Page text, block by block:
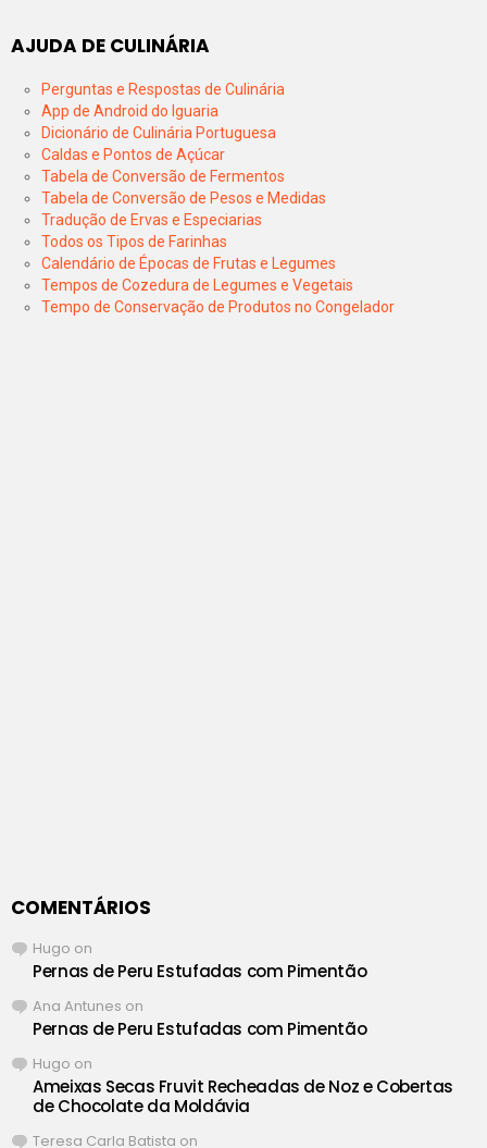
AJUDA DE CULINÁRIA
Perguntas e Respostas de Culinária
App de Android do Iguaria
Dicionário de Culinária Portuguesa
Caldas e Pontos de Açúcar
Tabela de Conversão de Fermentos
Tabela de Conversão de Pesos e Medidas
Tradução de Ervas e Especiarias
Todos os Tipos de Farinhas
Calendário de Épocas de Frutas e Legumes
Tempos de Cozedura de Legumes e Vegetais
Tempo de Conservação de Produtos no Congelador
COMENTÁRIOS
Hugo on
Pernas de Peru Estufadas com Pimentão
Ana Antunes on
Pernas de Peru Estufadas com Pimentão
Hugo on
Ameixas Secas Fruvit Recheadas de Noz e Cobertas
de Chocolate da Moldávia
Teresa Carla Batista on